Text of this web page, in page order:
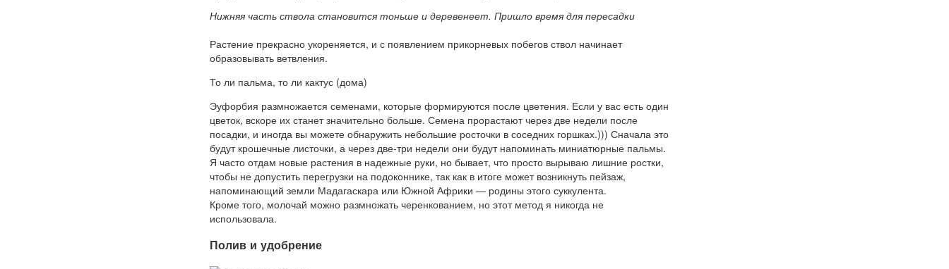
Нижняя часть ствола становится тоньше и деревенеет. Пришло время для пересадки
Растение прекрасно укореняется, и с появлением прикорневых побегов ствол начинает
образовывать ветвления.
То ли пальма, то ли кактус (дома)
Эуфорбия размножается семенами, которые формируются после цветения. Если у вас есть один
цветок, вскоре их станет значительно больше. Семена прорастают через две недели после
посадки, и иногда вы можете обнаружить небольшие росточки в соседних горшках.))) Сначала это
будут крошечные листочки, а через две-три недели они будут напоминать миниатюрные пальмы.
Я часто отдам новые растения в надежные руки, но бывает, что просто вырываю лишние ростки,
чтобы не допустить перегрузки на подоконнике, так как в итоге может возникнуть пейзаж,
напоминающий земли Мадагаскара или Южной Африки — родины этого суккулента.
Кроме того, молочай можно размножать черенкованием, но этот метод я никогда не
использовала.
Полив и удобрение